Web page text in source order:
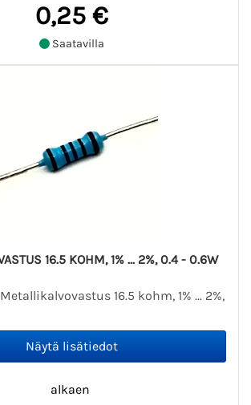
0,25 €
Saatavilla
16.5 KOHM, 1% ... 2%, 0.4 - 0.6W
16.5 kohm, 1% ... 2%,
alkaen